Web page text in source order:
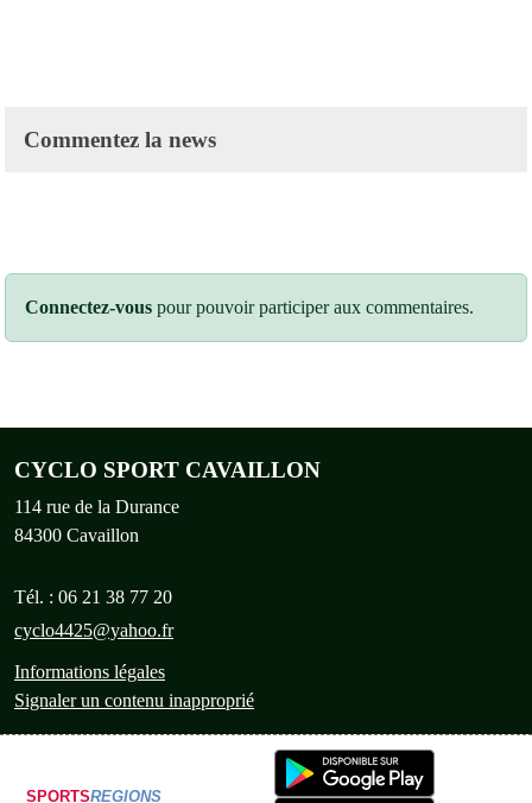
Commentez la news
Connectez-vous pour pouvoir participer aux commentaires.
CYCLO SPORT CAVAILLON
114 rue de la Durance
84300 Cavaillon
Tél. : 06 21 38 77 20
cyclo4425@yahoo.fr
Informations légales
Signaler un contenu inapproprié
SPORTSREGIONS